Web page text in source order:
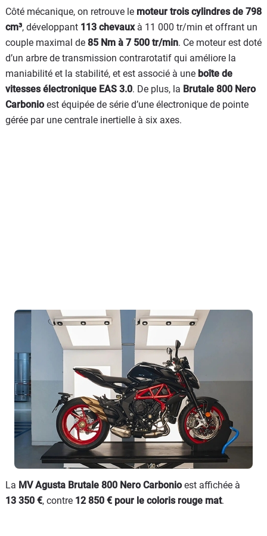
Côté mécanique, on retrouve le moteur trois cylindres de 798
cm³, développant 113 chevauxà 11 000 tr/min et offrant un
couple maximal de 85 Nm à 7 500 tr/min. Ce moteur est doté
d’un arbre de transmission contrarotatif qui améliore la
maniabilité et la stabilité, et est associé à une boîte de
vitesses électronique EAS 3.0. De plus, la Brutale 800 Nero
Carbonioest équipée de série d’une électronique de pointe
gérée par une centrale inertielle à six axes.
La MV Agusta Brutale 800 Nero Carbonioest affichée à
13 350 €, contre 12 850 € pour le coloris rouge mat.